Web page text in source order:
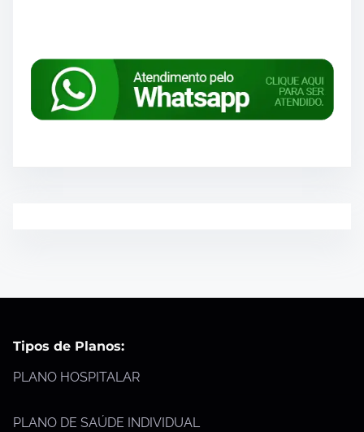
Tipos de Planos:
PLANO HOSPITALAR
PLANO DE SAÚDE INDIVIDUAL